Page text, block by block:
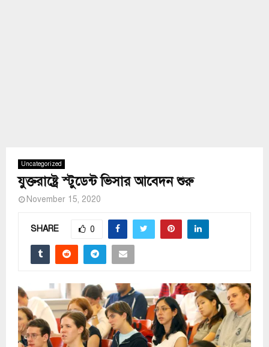
Uncategorized
যুক্তরাষ্ট্রে স্টুডেন্ট ভিসার আবেদন শুরু
November 15, 2020
SHARE 0